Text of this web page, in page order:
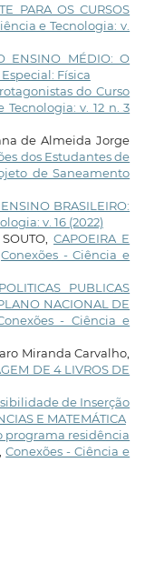
PARA OS CURSOS
e Tecnologia: v.
ENSINO MÉDIO: O
Física
do Curso
Tecnologia: v. 12 n. 3
de Almeida Jorge
dos Estudantes de
de Saneamento
BRASILEIRO:
v. 16 (2022)
CAPOEIRA E
Conexões - Ciência e
POLITICAS PUBLICAS
NACIONAL DE
- Ciência e
Miranda Carvalho,
DE 4 LIVROS DE
de Inserção
E MATEMÁTICA
programa residência
,Conexões - Ciência e